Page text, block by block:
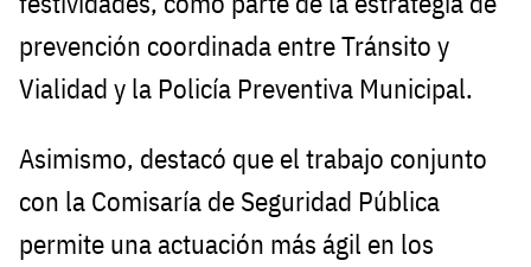
prevención coordinada entre Tránsito y
Vialidad y la Policía Preventiva Municipal.
Asimismo, destacó que el trabajo conjunto
con la Comisaría de Seguridad Pública
permite una actuación más ágil en los